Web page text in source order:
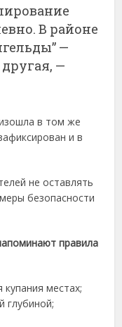
В районе
—
—
в том же
и в
не оставлять
безопасности
правила
местах;
глубиной;